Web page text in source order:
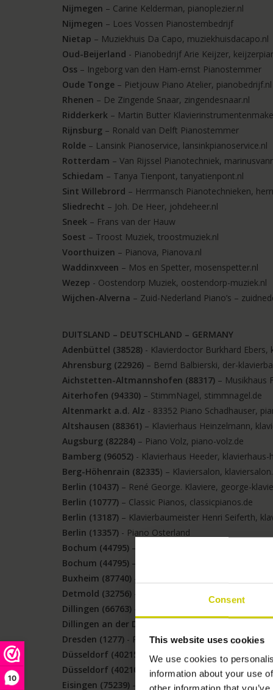
10
Consent
This website uses cookies
We use cookies to
information about your use
Nijmegen – Carine Kelderman, pianoplezier.nl
Nijmegen – Loes Vossen Pianostembedrijf
Nietap – Muziekhuis Da Capo, muziekhuisdacapo.nl
Oud-Beijerland - Pianobedrijf Arie Keijzer,
Oss – Ingeborg van den Ham-ernst Pianostemmer
Oude Tonge – Pietjouw Piano Atelier, pianobedrijf.nl
Rhenen – De Zingende Snaar, zingendesnaar.nl
Ridderkerk – Martin Butter
Rijnsburg – Ronald van Delft Pianostemmer
Rolde – Lansink Pianoservice, lansinkpianoservice.nl
Rotterdam – Van Rijssel Pianotechniek,
Schiedam – Tanya Tienpont, tanyatienpont.nl
Sint Willebrord – Herrmansch Pianotechnieken,
Sliedrecht – Joh. De Heer, johdeheer.nl
Sneek – Frans van der Hauw
Soest – Troost Muziek, troostmuziek.nl
Voorthuizen – Pianova, Pianova.nl
Waddinxveen – Mos en Spetter, mosenspetter.nl
Wezep - Oostendorp Muziek, oostendorp-muziek.nl
Wijchen-Alverna – Zuid-Nederland Piano’s –
DUITSLAND – DEUTSCHLAND – GERMANY
Adenbüttel (38528) - Klavierdoctor Burkhard Ebers,
Ahrensburg (22926) – Bernd Balbierski, der-
Aichstetten-Altmannshofen (88317) – Musikhaus
Aiterhofen (94330) – StimmNagel, stimmnagel.de
Altenmarkt a.d. Alz - 83352 Piano Schadhauser,
Altshausen (88361) – Klavierhaus Heinzelmann,
Augsburg (82284) – Piano Volz, piano-volz.de
Bamberg (96052) - Klavierhaus Heeder, klavierhaus-
Berg-Höhenrain (82335) – Klaviersalon,
Berlin (10437) – René George. Klaviere, george-
Berlin (10777) – Classic Pianos, classicpianos.de
Berlin (13187) – Klavierbaumeister Henri Seiferth,
Berlin (13357) - Piano Osterland
Bochum (44795) – Ferd. Thürmer Pianofortefabrik,
Bochum (44795) – KlavierEck Bochum Gregor Braß
Buxheim (87740) - Lothar Geis, klaviere-stimmen.de
Detmold (32756) – Pianohaus Harke, piano-harke.de
Dillingen (66763) - Pianohaus Landt, pianohaus-
Dillingen an der Donau (89407)
Dresden (1277) - Pianohaus Weber, klavierhaus-
Düsseldorf (40215)
– Pianovum, pianovum.de
Düsseldorf (40210)
– Klavierhaus Schroeder,
Eisingen (75239) – Pianohaus Lepthien, lepthien.de